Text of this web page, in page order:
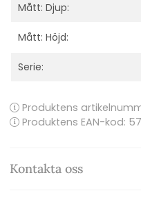
Mått: Djup:
Mått: Höjd:
Serie:
Produktens
Produktens EAN-kod:
Kontakta oss